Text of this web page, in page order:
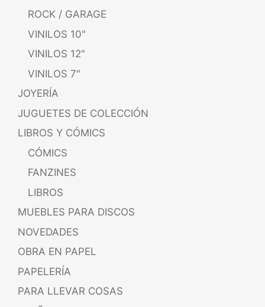
ROCK / GARAGE
VINILOS 10"
VINILOS 12"
VINILOS 7"
JOYERÍA
JUGUETES DE COLECCIÓN
LIBROS Y CÓMICS
CÓMICS
FANZINES
LIBROS
MUEBLES PARA DISCOS
NOVEDADES
OBRA EN PAPEL
PAPELERÍA
PARA LLEVAR COSAS